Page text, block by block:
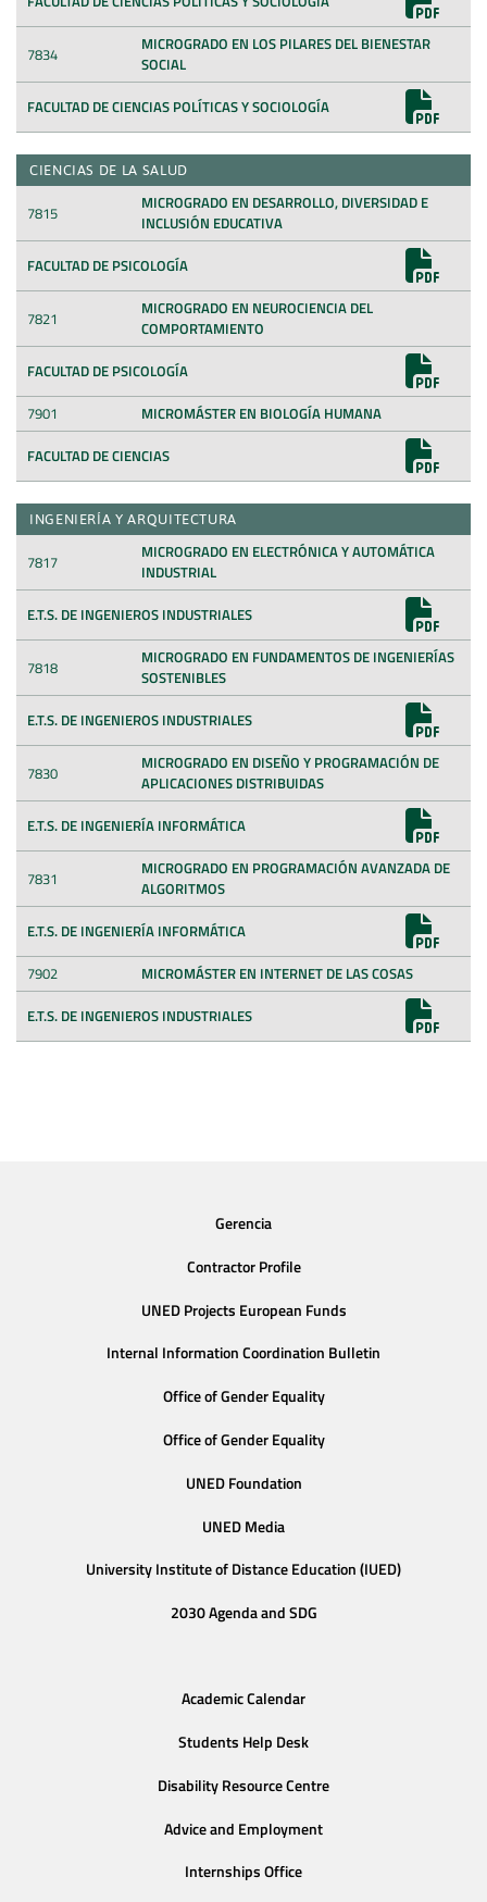
7834
MICROGRADO EN LOS PILARES DEL BIENESTAR
SOCIAL
FACULTAD DE CIENCIAS POLÍTICAS Y SOCIOLOGÍA
CIENCIAS DE LA SALUD
7815
MICROGRADO EN DESARROLLO, DIVERSIDAD E
INCLUSIÓN EDUCATIVA
FACULTAD DE PSICOLOGÍA
7821
MICROGRADO EN NEUROCIENCIA DEL
COMPORTAMIENTO
FACULTAD DE PSICOLOGÍA
7901
MICROMÁSTER EN BIOLOGÍA HUMANA
FACULTAD DE CIENCIAS
INGENIERÍA Y ARQUITECTURA
7817
MICROGRADO EN ELECTRÓNICA Y AUTOMÁTICA
INDUSTRIAL
E.T.S. DE INGENIEROS INDUSTRIALES
7818
MICROGRADO EN FUNDAMENTOS DE INGENIERÍAS
SOSTENIBLES
E.T.S. DE INGENIEROS INDUSTRIALES
7830
MICROGRADO EN DISEÑO Y PROGRAMACIÓN DE
APLICACIONES DISTRIBUIDAS
E.T.S. DE INGENIERÍA INFORMÁTICA
7831
MICROGRADO EN PROGRAMACIÓN AVANZADA DE
ALGORITMOS
E.T.S. DE INGENIERÍA INFORMÁTICA
7902
MICROMÁSTER EN INTERNET DE LAS COSAS
E.T.S. DE INGENIEROS INDUSTRIALES
Gerencia
Contractor Profile
UNED Projects European Funds
Internal Information Coordination Bulletin
Office of Gender Equality
Office of Gender Equality
UNED Foundation
UNED Media
University Institute of Distance Education (IUED)
2030 Agenda and SDG
Academic Calendar
Students Help Desk
Disability Resource Centre
Advice and Employment
Internships Office